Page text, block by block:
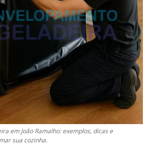
em João Ramalho: exemplos, dicas e
sua cozinha.